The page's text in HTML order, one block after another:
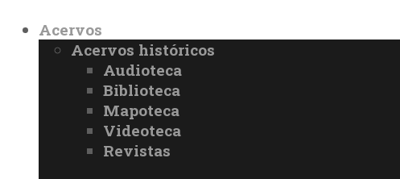
Acervos
Acervos históricos
Audioteca
Biblioteca
Mapoteca
Videoteca
Revistas